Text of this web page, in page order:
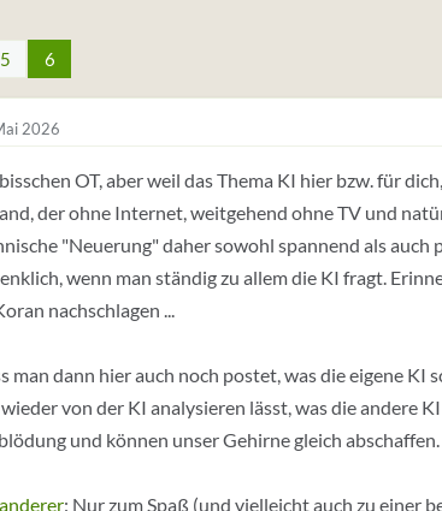
5 6
2026
OT, aber weil das Thema KI hier bzw. für dich,
der ohne Internet, weitgehend ohne TV und
"Neuerung" daher sowohl spannend als
wenn man ständig zu allem die KI fragt.
nachschlagen ...
man dann hier auch noch postet, was die eigene
von der KI analysieren lässt, was die andere
und können unser Gehirne gleich abschaffen.
: Nur zum Spaß (und vielleicht auch zu einer